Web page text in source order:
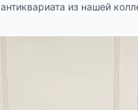
антиквариата из нашей